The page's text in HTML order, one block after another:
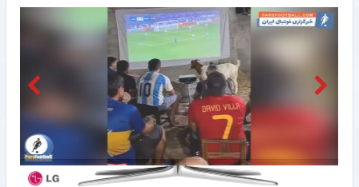
مشرق نیوز دروازه‌بان اسپانیایی در یک‌قدمی بازگشت به استقلال
خرید گران استقلال سر از یونان درآورد
خبرورزشی ویدیو| عجیب‌ترین ضربه ممکن به تیر دروازه؛ چرا گل نشد؟ توپ از کجا رفت؟ چی شد؟!
مهاجم سابق پرسپولیس در سوپرلیگ ترکیه ماندگار شد